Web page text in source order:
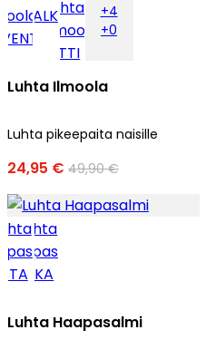
+4
+0
Luhta Ilmoola
Luhta pikeepaita naisille
24,95 € 49,90 €
Luhta Haapasalmi